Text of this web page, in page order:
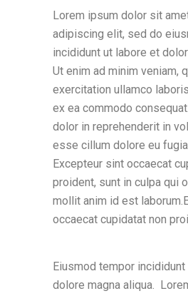
Lorem ipsum dolor sit
adipiscing elit, sed do
incididunt ut labore et
Ut enim ad minim veniam,
exercitation ullamco
ex ea commodo
dolor in reprehenderit in
esse cillum dolore eu
Excepteur sint occaecat
proident, sunt in culpa qui
mollit anim id est
occaecat cupidatat non
Eiusmod tempor
dolore magna aliqua.